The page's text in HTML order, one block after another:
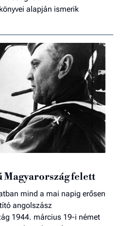
alapján ismerik
Magyarország felett
mind a mai napig erősen
angolszász
1944. március 19-i német